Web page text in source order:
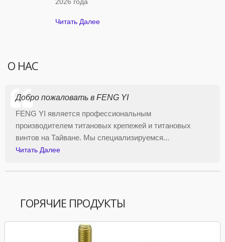
Читать Далее
О НАС
Добро пожаловать в FENG YI
FENG YI является профессиональным
производителем титановых крепежей и титановых
винтов на Тайване. Мы специализируемся...
Читать Далее
ГОРЯЧИЕ ПРОДУКТЫ